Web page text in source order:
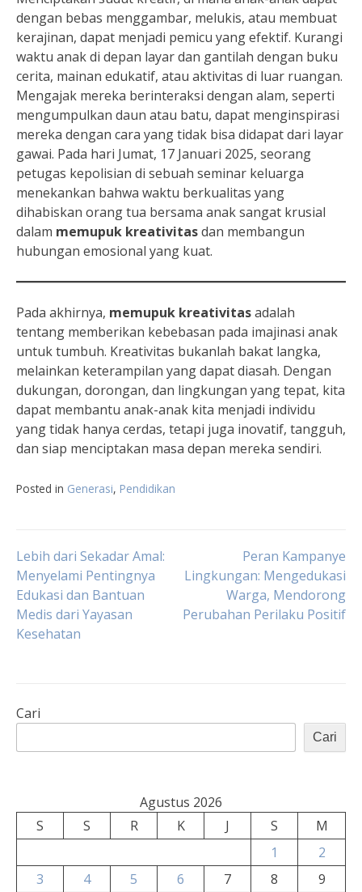
dengan bebas menggambar, melukis, atau membuat
kerajinan, dapat menjadi pemicu yang efektif. Kurangi
waktu anak di depan layar dan gantilah dengan buku
cerita, mainan edukatif, atau aktivitas di luar ruangan.
Mengajak mereka berinteraksi dengan alam, seperti
mengumpulkan daun atau batu, dapat menginspirasi
mereka dengan cara yang tidak bisa didapat dari layar
gawai. Pada hari Jumat, 17 Januari 2025, seorang
petugas kepolisian di sebuah seminar keluarga
menekankan bahwa waktu berkualitas yang
dihabiskan orang tua bersama anak sangat krusial
dalam memupuk kreativitasdan membangun
hubungan emosional yang kuat.
Pada akhirnya, memupuk kreativitasadalah
tentang memberikan kebebasan pada imajinasi anak
untuk tumbuh. Kreativitas bukanlah bakat langka,
melainkan keterampilan yang dapat diasah. Dengan
dukungan, dorongan, dan lingkungan yang tepat, kita
dapat membantu anak-anak kita menjadi individu
yang tidak hanya cerdas, tetapi juga inovatif, tangguh,
dan siap menciptakan masa depan mereka sendiri.
Posted in Generasi, Pendidikan
Navigasi
pos
Lebih dari Sekadar Amal:
Menyelami Pentingnya
Edukasi dan Bantuan
Medis dari Yayasan
Kesehatan
Peran Kampanye
Lingkungan: Mengedukasi
Warga, Mendorong
Perubahan Perilaku Positif
Cari
Cari
Agustus 2026
S
S R K J S
M
1
2
3
4 5 6 7 8
9